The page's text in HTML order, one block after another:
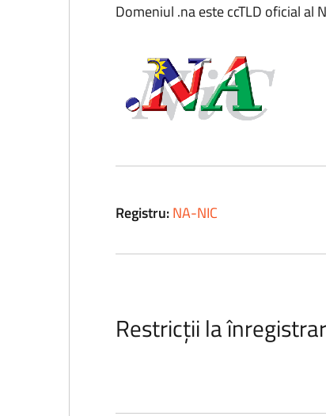
Domeniul .na este ccTLD oficial al
Registru:NA-NIC
Restricții la